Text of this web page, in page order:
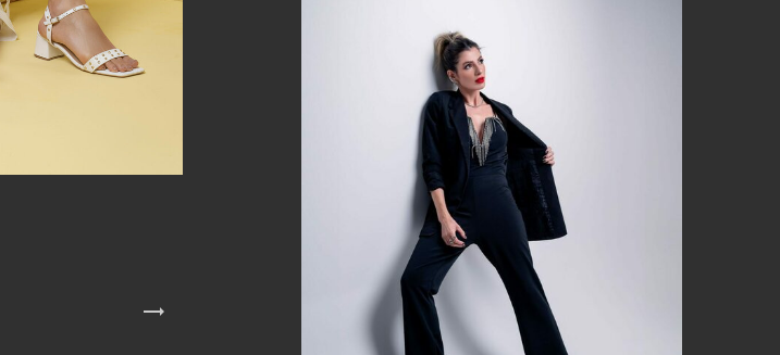
trending_flat